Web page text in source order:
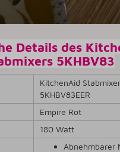
Details des
5KHBV83
KitchenAid Stabmixer
5KHBV83EER
Empire Rot
180 Watt
Abnehmbarer